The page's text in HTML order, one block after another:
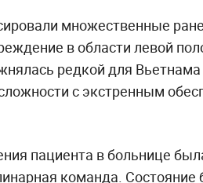
множественные
в области левой
редкой для Вьетнама
с экстренным
пациента в больнице
команда. Состояние